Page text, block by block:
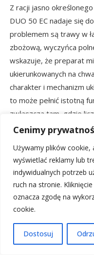
Cenimy
Używamy plików cookie,
wyświetlać reklamy lub
indywidualnych potrzeb
ruch na stronie.
oznacza zgodę na
cookie.
Dostosuj
Z racji jasno
DUO 50 EC nadaje się
problemem są trawy w
zbożową, wyczyńca
wskazuje, że preparat
ukierunkowanych na
charakter i mechanizm
to może pełnić istotną
zwłaszcza tam, gdzie
objawów po oprysku i
Rola
skuteczności
Systemiczne działanie
bezpośredni wpływ na
EC substancja po
wzrostu pędów i